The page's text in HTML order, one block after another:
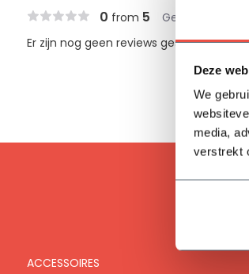
Deze
We
media,
verstrekt
0 from 5 Gebaseerd op
Er zijn nog geen reviews geschreven
ACCESSOIRES